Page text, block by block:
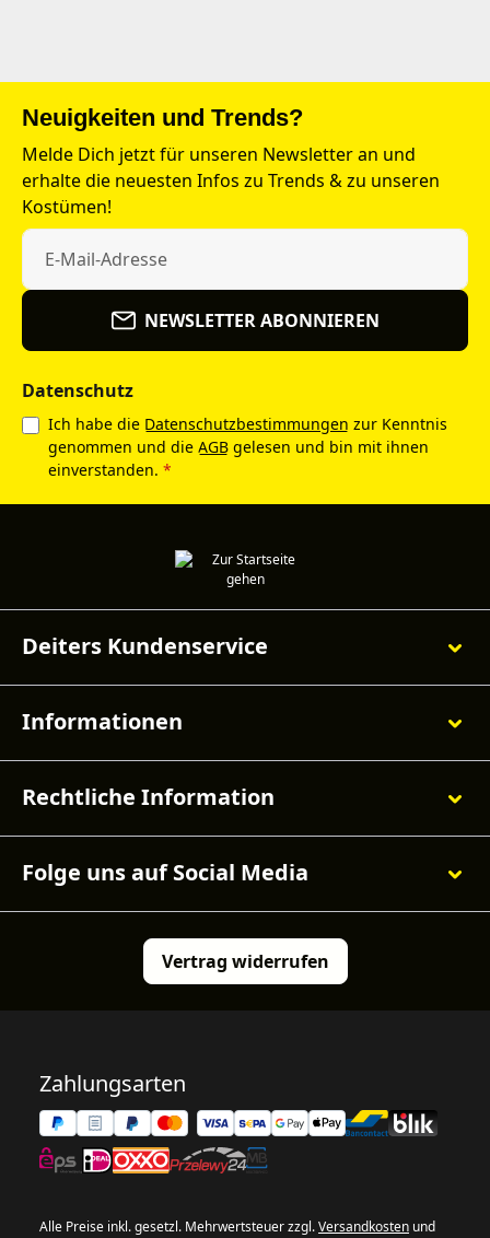
Neuigkeiten und Trends?
Melde Dich jetzt für unseren Newsletter an und
erhalte die neuesten Infos zu Trends & zu unseren
Kostümen!
NEWSLETTER ABONNIEREN
Datenschutz
Ich habe die Datenschutzbestimmungen zur Kenntnis
genommen und die AGB gelesen und bin mit ihnen
einverstanden. *
Deiters Kundenservice
Informationen
Rechtliche Information
Folge uns auf Social Media
Vertrag widerrufen
Zahlungsarten
Alle Preise inkl. gesetzl. Mehrwertsteuer zzgl.Versandkosten und